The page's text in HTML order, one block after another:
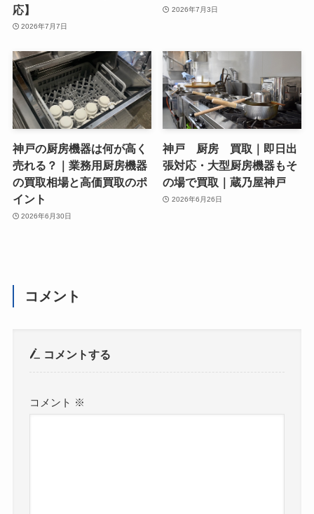
応】
2026年7月7日
2026年7月3日
神戸の厨房機器は何が高く
売れる？｜業務用厨房機器
の買取相場と高価買取のポ
イント
2026年6月30日
神戸 厨房 買取｜即日出
張対応・大型厨房機器もそ
の場で買取｜蔵乃屋神戸
2026年6月26日
コメント
コメントする
コメント ※